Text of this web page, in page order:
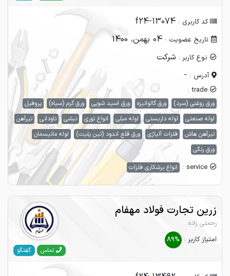
کد کاربری : f24-13074
تاریخ عضویت : 04 بهمن، 1400
نوع کاربر : شرکت
آدرس : -
trade :
ورق روغنی (سرد) ورق گالوانیزه ورق اسید شویی ورق گرم (سیاه)
پروفیل
لوله صنعتی
لوله داربستی لوله مبلی انواع توری نبشی ناودانی
تیرآهن
تیرآهن هاش
فلزات آلیاژی ورق قلع اندود (تین پلیت)
لوله مانیسمان
ورق رنگی
service : انواع برشکاری فلزات
زرین تجارت فولاد مهفام
رحمتی زاده
امتیاز کاربر : 89%
تماس گفتگو